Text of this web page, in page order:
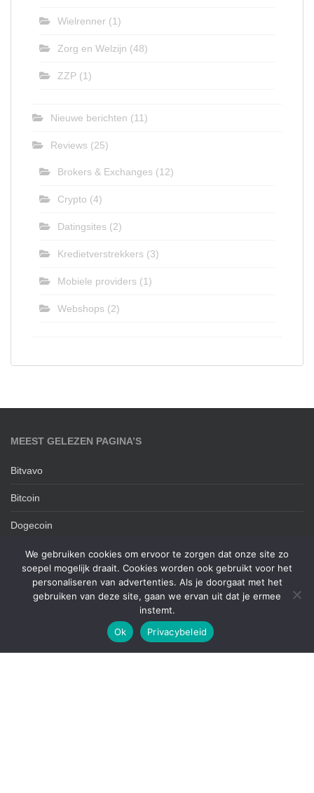
Wielrenner (1)
Zorg en Welzijn (48)
ZZP (1)
Nieuwe berichten (11)
Reviews (25)
Brokers & Exchanges (12)
Crypto (4)
Datingsites (2)
Kredietverstrekkers (3)
Mobiele providers (1)
Webshops (2)
MEEST GELEZEN PAGINA’S
Bitvavo
Bitcoin
Dogecoin
Grandado
PRIVACYVERKLARING
We gebruiken cookies om ervoor te zorgen dat onze site zo
soepel mogelijk draait. Cookies worden ook gebruikt voor het
personaliseren van advertenties. Als je doorgaat met het
gebruiken van deze site, gaan we ervan uit dat je ermee
instemt.
Ok
Privacybeleid